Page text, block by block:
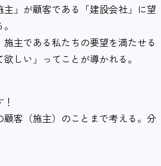
」が顧客である「建設会社」に望
主である私たちの要望を満たせる
しい」ってことが導かれる。
客（施主）のことまで考える。分